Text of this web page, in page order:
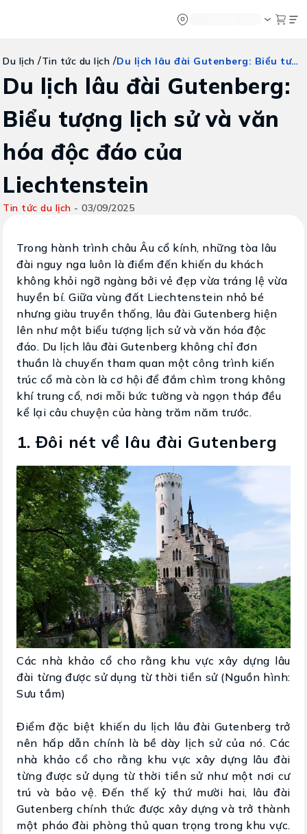
Vận chuyển
Khuyến mãi
Tin tức
Tạp chí du lịch
Tin tức
Khảo sát tỷ lệ đạt visa
Vietravel
Du lịch /Tin tức du lịch / Du lịch lâu đài Gutenberg: Biểu tượng lịch sử và văn hóa độc đáo của Liechtenstein
Du lịch lâu đài Gutenberg:
Biểu tượng lịch sử và văn
hóa độc đáo của
Liechtenstein
Tin tức du lịch -03/09/2025
Trong hành trình châu Âu cổ kính, những tòa lâu
đài nguy nga luôn là điểm đến khiến du khách
không khỏi ngỡ ngàng bởi vẻ đẹp vừa tráng lệ vừa
huyền bí. Giữa vùng đất Liechtenstein nhỏ bé
nhưng giàu truyền thống, lâu đài Gutenberg hiện
lên như một biểu tượng lịch sử và văn hóa độc
đáo. Du lịch lâu đài Gutenberg không chỉ đơn
thuần là chuyến tham quan một công trình kiến
trúc cổ mà còn là cơ hội để đắm chìm trong không
khí trung cổ, nơi mỗi bức tường và ngọn tháp đều
kể lại câu chuyện của hàng trăm năm trước.
1. Đôi nét về lâu đài Gutenberg
Các nhà khảo cổ cho rằng khu vực xây dựng lâu
đài từng được sử dụng từ thời tiền sử (Nguồn hình:
Sưu tầm)
Điểm đặc biệt khiến du lịch lâu đài Gutenberg trở
nên hấp dẫn chính là bề dày lịch sử của nó. Các
nhà khảo cổ cho rằng khu vực xây dựng lâu đài
từng được sử dụng từ thời tiền sử như một nơi cư
trú và bảo vệ. Đến thế kỷ thứ mười hai, lâu đài
Gutenberg chính thức được xây dựng và trở thành
một pháo đài phòng thủ quan trọng trong khu vực.